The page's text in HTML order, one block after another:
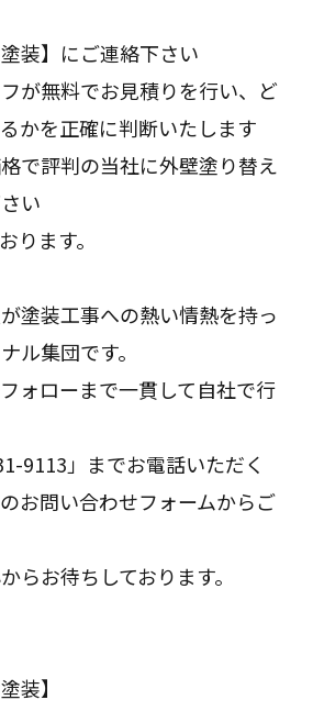
装】にご連絡下さい
が無料でお見積りを行い、ど
かを正確に判断いたします
で評判の当社に外壁塗り替え
い
ります。
塗装工事への熱い情熱を持っ
ル集団です。
ォローまで一貫して自社で行
9113」までお電話いただく
お問い合わせフォームからご
らお待ちしております。
装】